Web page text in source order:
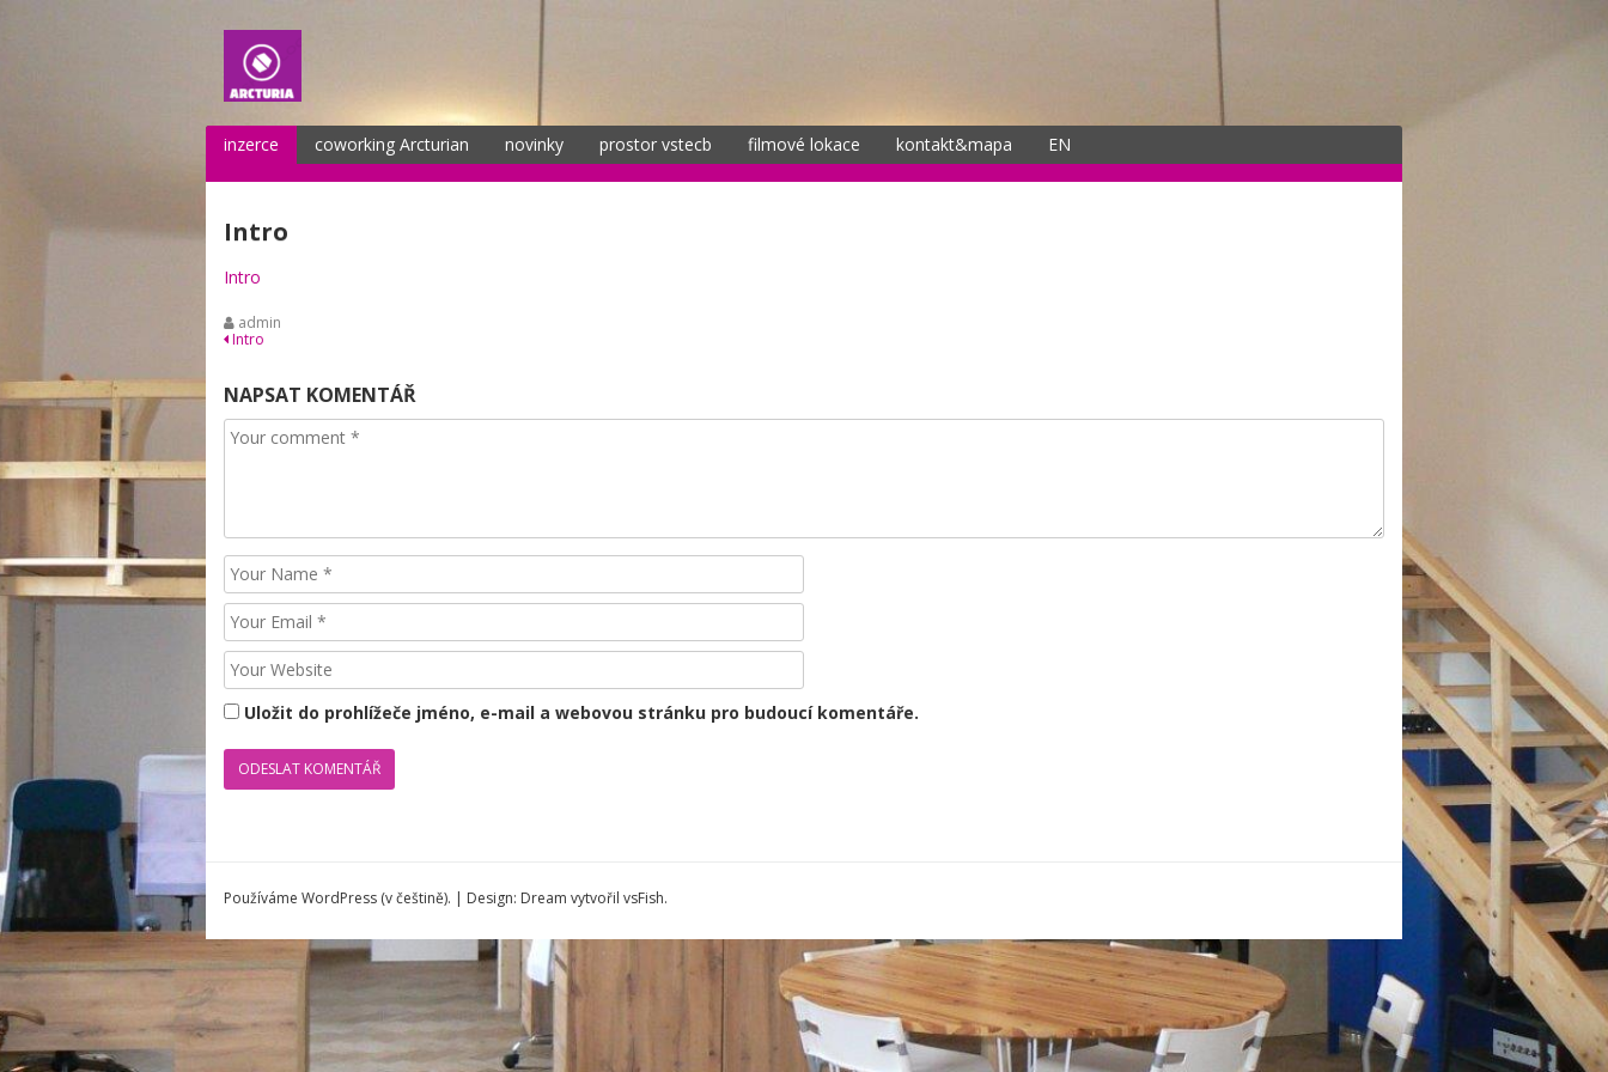
inzerce coworking Arcturian novinky prostor vstecb filmové lokace kontakt&mapa EN
Intro
Intro
admin
Navigace
pro
příspěvek
Intro
NAPSAT KOMENTÁŘ
Comment
Name
Email
Website
Uložit do prohlížeče jméno, e-mail a webovou stránku pro budoucí komentáře.
Používáme WordPress (v češtině). | Design: Dream vytvořil vsFish.